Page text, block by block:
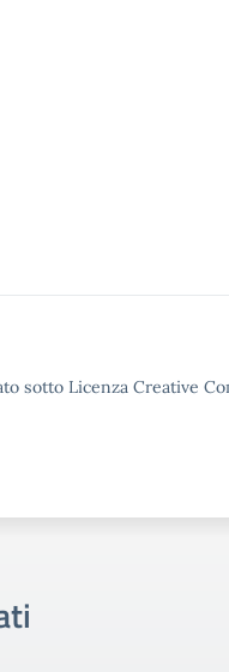
sotto Licenza Creative